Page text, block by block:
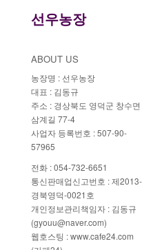
선우농장
ABOUT US
농장명 :선우농장
대표 : 김동규
주소 : 경상북도 영덕군 창수면
삼계길 77-4
사업자 등록번호 :507-90-
57965
전화 :054-732-6651
통신판매업신고번호 :제2013-
경북영덕-0021호
개인정보관리책임자 : 김동규
(gyouu@naver.com)
웹호스팅 :www.cafe24.com